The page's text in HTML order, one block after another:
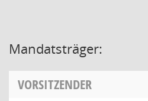
Mandatsträger:
VORSITZENDER